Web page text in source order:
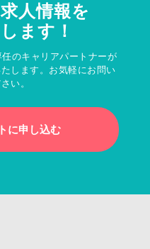
人情報を
ます！
のキャリアパートナーが
します。お気軽にお問い
い。
に申し込む